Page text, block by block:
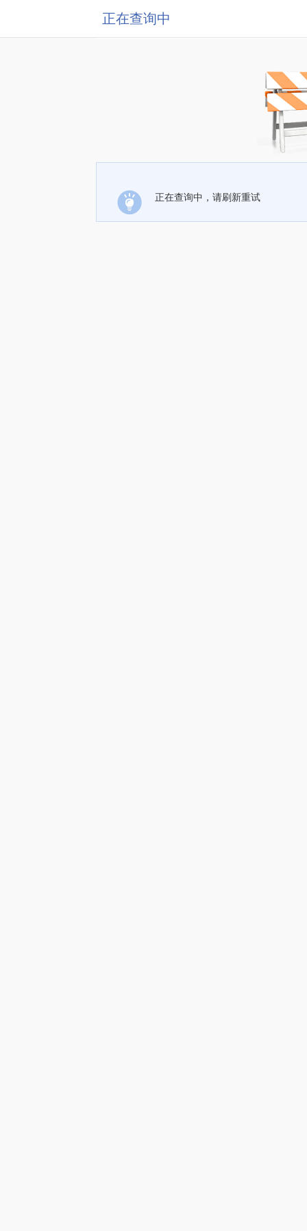
正在查询中
正在查询中，请刷新重试